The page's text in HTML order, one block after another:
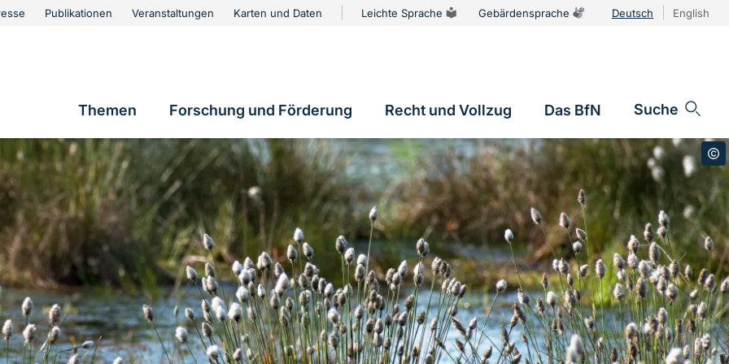
Publikationen Veranstaltungen Karten und Daten Leichte Sprache Gebärdensprache Deutsch English
Hauptnavigation
Themen Forschung und Förderung Recht und Vollzug Das BfN Suche